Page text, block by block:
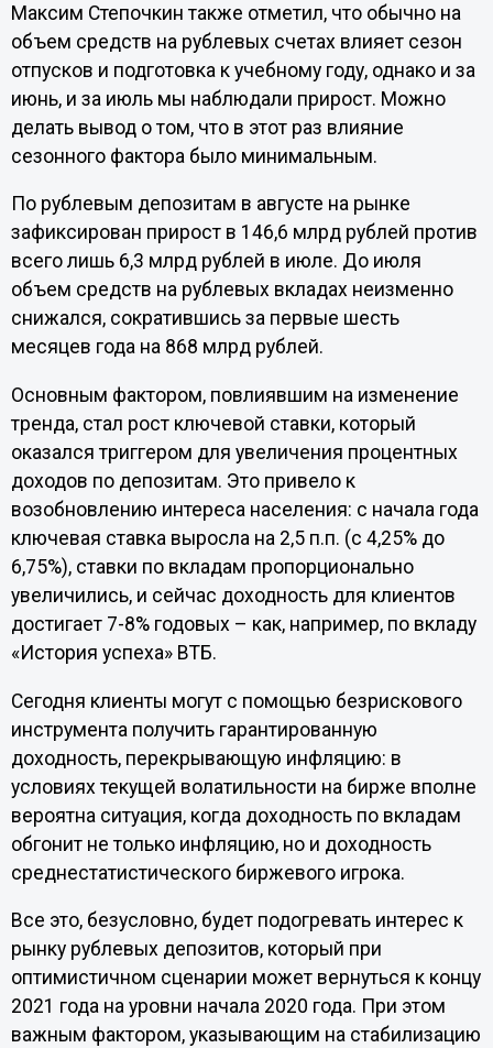
Максим Степочкин также отметил, что обычно на
объем средств на рублевых счетах влияет сезон
отпусков и подготовка к учебному году, однако и за
июнь, и за июль мы наблюдали прирост. Можно
делать вывод о том, что в этот раз влияние
сезонного фактора было минимальным.
По рублевым депозитам в августе на рынке
зафиксирован прирост в 146,6 млрд рублей против
всего лишь 6,3 млрд рублей в июле. До июля
объем средств на рублевых вкладах неизменно
снижался, сократившись за первые шесть
месяцев года на 868 млрд рублей.
Основным фактором, повлиявшим на изменение
тренда, стал рост ключевой ставки, который
оказался триггером для увеличения процентных
доходов по депозитам. Это привело к
возобновлению интереса населения: с начала года
ключевая ставка выросла на 2,5 п.п. (с 4,25% до
6,75%), ставки по вкладам пропорционально
увеличились, и сейчас доходность для клиентов
достигает 7-8% годовых – как, например, по вкладу
«История успеха» ВТБ.
Сегодня клиенты могут с помощью безрискового
инструмента получить гарантированную
доходность, перекрывающую инфляцию: в
условиях текущей волатильности на бирже вполне
вероятна ситуация, когда доходность по вкладам
обгонит не только инфляцию, но и доходность
среднестатистического биржевого игрока.
Все это, безусловно, будет подогревать интерес к
рынку рублевых депозитов, который при
оптимистичном сценарии может вернуться к концу
2021 года на уровни начала 2020 года. При этом
важным фактором, указывающим на стабилизацию